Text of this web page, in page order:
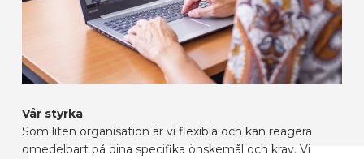
Vår styrka
Som liten organisation är vi flexibla och kan reagera
omedelbart på dina specifika önskemål och krav. Vi